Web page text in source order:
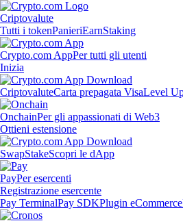
Criptovalute
Tutti i tokenPanieriEarnStaking
Crypto.com AppPer tutti gli utenti
Inizia
CriptovaluteCarta prepagata VisaLevel
OnchainPer gli appassionati di Web3
Ottieni estensione
SwapStakeScopri le dApp
PayPer esercenti
Registrazione esercente
Pay TerminalPay SDKPlugin eCommerce